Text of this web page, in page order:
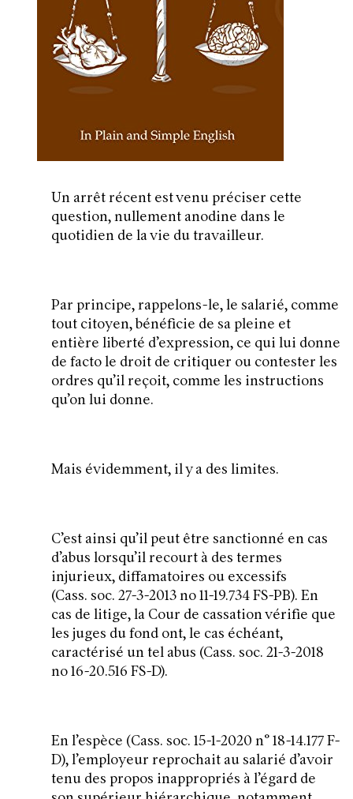
Un arrêt récent est venu préciser cette
question, nullement anodine dans le
quotidien de la vie du travailleur.
Par principe, rappelons-le, le salarié, comme
tout citoyen, bénéficie de sa pleine et
entière liberté d’expression, ce qui lui donne
de facto le droit de critiquer ou contester les
ordres qu’il reçoit, comme les instructions
qu’on lui donne.
Mais évidemment, il y a des limites.
C’est ainsi qu’il peut être sanctionné en cas
d’abus lorsqu’il recourt à des termes
injurieux, diffamatoires ou excessifs
(Cass. soc. 27-3-2013 no 11-19.734 FS-PB). En
cas de litige, la Cour de cassation vérifie que
les juges du fond ont, le cas échéant,
caractérisé un tel abus (Cass. soc. 21-3-2018
no 16-20.516 FS-D).
En l’espèce (Cass. soc. 15-1-2020 n° 18-14.177 F-
D), l’employeur reprochait au salarié d’avoir
tenu des propos inappropriés à l’égard de